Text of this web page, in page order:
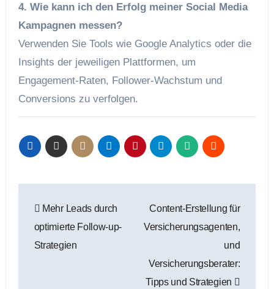
4. Wie kann ich den Erfolg meiner Social Media
Kampagnen messen?
Verwenden Sie Tools wie Google Analytics oder die
Insights der jeweiligen Plattformen, um
Engagement-Raten, Follower-Wachstum und
Conversions zu verfolgen.
Mehr Leads durch
optimierte Follow-up-
Strategien
Content-Erstellung für
Versicherungsagenten,
und
Versicherungsberater:
Tipps und Strategien